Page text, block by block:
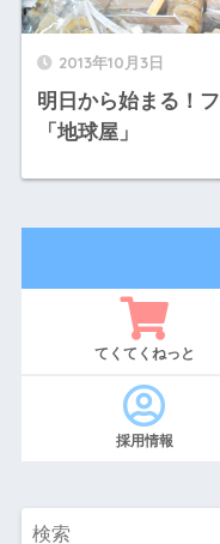
2013年10月3日
明日から始まる！
「地球屋」
てくてくねっと
採用情報